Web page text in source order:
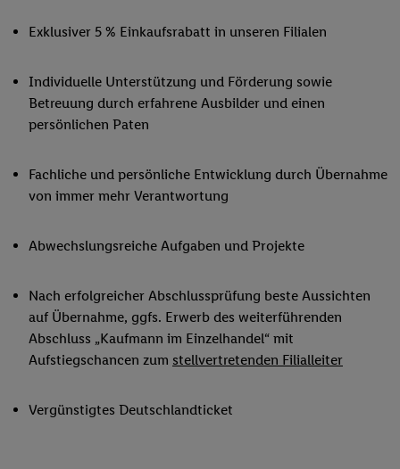
Exklusiver 5 % Einkaufsrabatt in unseren Filialen
Individuelle Unterstützung und Förderung sowie
Betreuung durch erfahrene Ausbilder und einen
persönlichen Paten
Fachliche und persönliche Entwicklung durch Übernahme
von immer mehr Verantwortung
Abwechslungsreiche Aufgaben und Projekte
Nach erfolgreicher Abschlussprüfung beste Aussichten
auf Übernahme, ggfs. Erwerb des weiterführenden
Abschluss „Kaufmann im Einzelhandel“ mit
Aufstiegschancen zum stellvertretenden Filialleiter
Vergünstigtes Deutschlandticket